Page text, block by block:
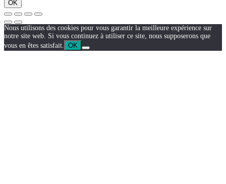
OK
Nous utilisons des cookies pour vous garantir la meilleure expérience sur
notre site web. Si vous continuez à utiliser ce site, nous supposerons que
vous en êtes satisfait.
OK